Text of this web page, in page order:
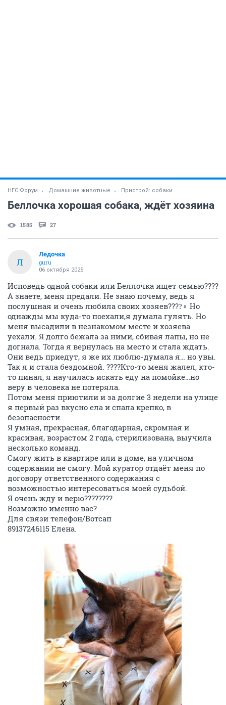
НГС.Форум Домашние животные Пристрой: собаки
Беллочка хорошая собака, ждёт хозяина
1585 27
Л
Ледочка
guru
06 октября 2025
Исповедь одной собаки или Беллочка ищет семью????
А знаете, меня предали. Не знаю почему, ведь я
послушная и очень любила своих хозяев????‍♀ Но
однажды мы куда-то поехали,я думала гулять. Но
меня высадили в незнакомом месте и хозяева
уехали. Я долго бежала за ними, сбивая лапы, но не
догнала. Тогда я вернулась на место и стала ждать.
Они ведь приедут, я же их люблю-думала я… но увы.
Так я и стала бездомной. ????Кто-то меня жалел, кто-
то пинал, я научилась искать еду на помойке…но
веру в человека не потеряла.
Потом меня приютили и за долгие 3 недели на улице
я первый раз вкусно ела и спала крепко, в
безопасности.
Я умная, прекрасная, благодарная, скромная и
красивая, возрастом 2 года, стерилизована, выучила
несколько команд.
Смогу жить в квартире или в доме, на уличном
содержании не смогу. Мой куратор отдаёт меня по
договору ответственного содержания с
возможностью интересоваться моей судьбой.
Я очень жду и верю????????
Возможно именно вас?
Для связи телефон/Вотсап
89137246115 Елена.